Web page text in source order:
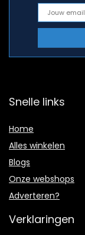
Snelle links
Home
Alles winkelen
Blogs
Onze webshops
Adverteren?
Verklaringen